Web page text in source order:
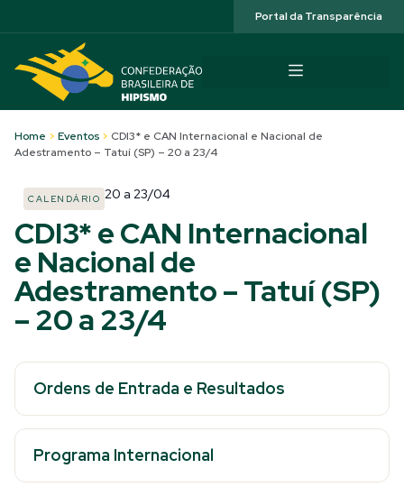
Portal da Transparência
Home > Eventos > CDI3* e CAN Internacional e Nacional de
Adestramento – Tatuí (SP) – 20 a 23/4
CALENDÁRIO 20 a 23/04
CDI3* e CAN Internacional
e Nacional de
Adestramento – Tatuí (SP)
– 20 a 23/4
Ordens de Entrada e Resultados
Programa Internacional